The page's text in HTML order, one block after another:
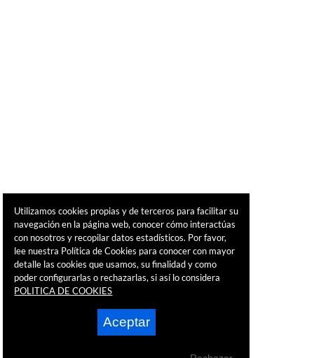
Utilizamos cookies propias y de terceros para facilitar su
navegación en la página web, conocer cómo interactúas
con nosotros y recopilar datos estadísticos. Por favor,
lee nuestra Política de Cookies para conocer con mayor
detalle las cookies que usamos, su finalidad y como
poder configurarlas o rechazarlas, si así lo considera
POLITICA DE COOKIES
Aceptar